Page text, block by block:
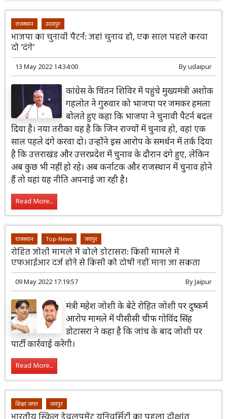
राजस्थान उदयपुर
भाजपा का चुनावी पैटर्न: जहां चुनाव हो, एक साल पहले करवा
दो ‘दंगे’
13 May 2022 14:34:00 Byudaipur
कांग्रेस के चिंतन शिविर में पहुंचे मुख्यमंत्री अशोक
गहलोत ने गुरुवार को भाजपा पर जमकर हमला
बोलते हुए कहा कि भाजपा ने चुनावी पैटर्न बदल
दिया है। नया तरीका यह है कि जिन राज्यों में चुनाव हो, वहां एक
साल पहले दंगे करवा दो। उन्होंने इस आरोप के समर्थन में तर्क दिया
है कि उत्तराखंड और उत्तरप्रदेश में चुनाव के दौरान दंगे हुए, लेकिन
अब कुछ भी नहीं हो रहे। अब कर्नाटक और राजस्थान में चुनाव होने
हैं तो यहां यह नीति अपनाई जा रही है।
Read More...
राजस्थान Top-News जयपुर
रोहित जोशी मामले में बोले डोटासरा: किसी मामले में
एफआईआर दर्ज होने से किसी को दोषी नहीं माना जा सकता
09 May 2022 17:19:57 ByJaipur
मंत्री महेश जोशी के बेटे रोहित जोशी पर दुष्कर्म
आरोप मामले में पीसीसी चीफ गोविंद सिंह
डोटासरा ने कहा है कि जांच के बाद जोशी पर
पार्टी कार्रवाई करेगी।
Read More...
शिक्षा जगत जयपुर